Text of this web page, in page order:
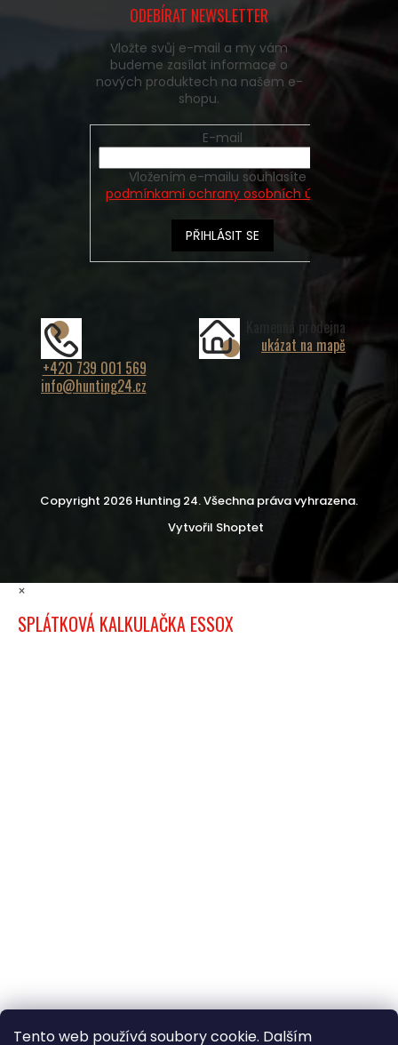
Tento web používá soubory cookie. Dalším
ODEBÍRAT NEWSLETTER
Vložte svůj e-mail a my vám
budeme zasílat informace o
nových produktech na našem e-
shopu.
E-mail
podmínkami ochrany osobních údajů
PŘIHLÁSIT SE
+420 739 001 569
info@hunting24.cz
Kamenná prodejna
ukázat na mapě
Vytvořil Shoptet
Copyright 2026 Hunting 24. Všechna práva vyhrazena.
×
SPLÁTKOVÁ KALKULAČKA ESSOX